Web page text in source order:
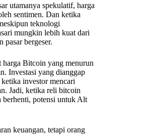
utamanya spekulatif, harga
sentimen. Dan ketika
teknologi
mungkin lebih kuat dari
bergeser.
harga Bitcoin yang menurun
Investasi yang dianggap
investor mencari
Jadi, ketika reli bitcoin
berhenti, potensi untuk Alt
keuangan, tetapi orang